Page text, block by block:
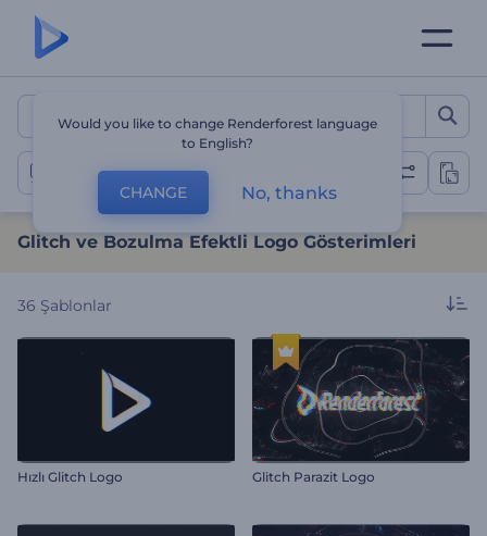
Glitch ve Bozulma Efektli
Glitch Efektli Logo Gösterimleri
Glitch ve Bozulma Efektli Logo Gösterimleri
36 Şablonlar
Hızlı Glitch Logo Glitch Parazit Logo
Would you like to change Renderforest language
to English?
CHANGE No, thanks